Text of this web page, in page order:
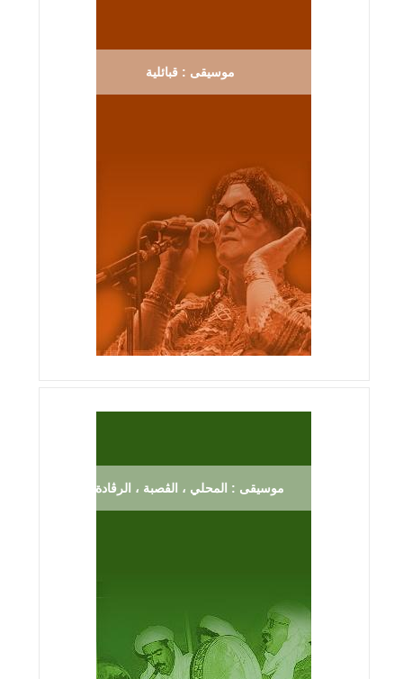
موسيقى : قبائلية
موسيقى : المحلي ، الڨصبة ، الرڨادة